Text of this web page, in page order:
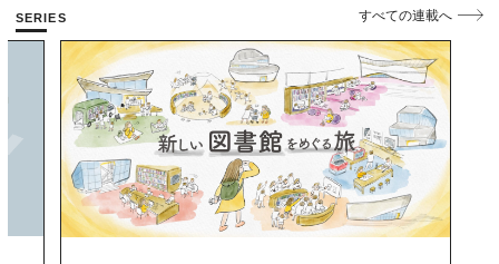
すべての連載へ
SERIES